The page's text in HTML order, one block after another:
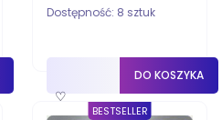
Dostępność: 8 sztuk
♡
DO KOSZYKA
BESTSELLER